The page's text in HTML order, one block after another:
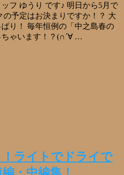
フ ゆうり です♪ 明日から5月で
予定はお決まりですか！？ 大
り！ 毎年恒例の「中之島春の
ちゃいます！？(∩´∀ …
ライトでドライで